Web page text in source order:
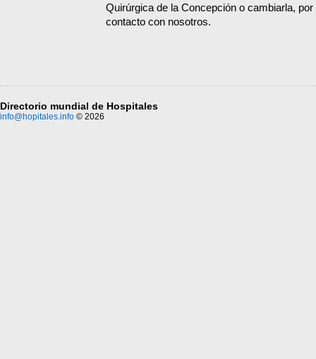
Quirúrgica de la Concepción o cambiarla,
contacto con nosotros.
Directorio mundial de Hospitales
info@hopitales.info © 2026